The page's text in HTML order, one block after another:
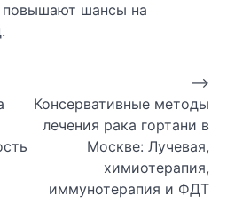
повышают шансы на
Консервативные методы
лечения рака гортани в
Москве: Лучевая,
химиотерапия,
иммунотерапия и ФДТ
⟶